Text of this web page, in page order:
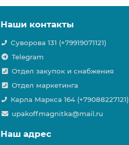
Наши контакты
Суворова 131 (+79919071121)
Telegram
Отдел закупок и снабжения
Отдел маркетинга
Карла Маркса 164 (+79088227121)
upakoffmagnitka@mail.ru
Наш адрес